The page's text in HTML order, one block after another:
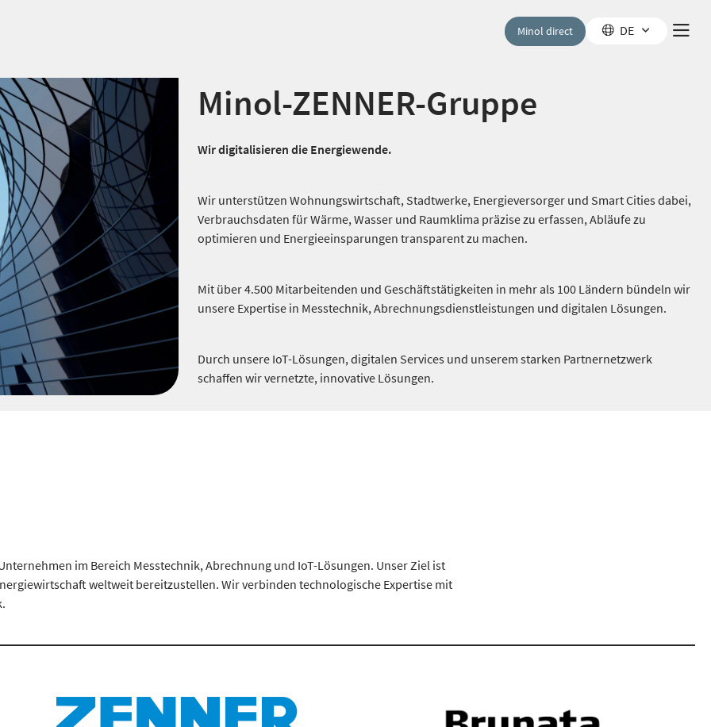
Minol direct DE
Minol-ZENNER-Gruppe
Wir digitalisieren die Energiewende.
Wir unterstützen Wohnungswirtschaft, Stadtwerke, Energieversorger und Smart Cities dabei,
Verbrauchsdaten für Wärme, Wasser und Raumklima präzise zu erfassen, Abläufe zu
optimieren und Energieeinsparungen transparent zu machen.
Mit über 4.500 Mitarbeitenden und Geschäftstätigkeiten in mehr als 100 Ländern bündeln wir
unsere Expertise in Messtechnik, Abrechnungsdienstleistungen und digitalen Lösungen.
Durch unsere IoT-Lösungen, digitalen Services und unserem starken Partnernetzwerk
schaffen wir vernetzte, innovative Lösungen.
im Bereich Messtechnik, Abrechnung und IoT-Lösungen. Unser Ziel ist
weltweit bereitzustellen. Wir verbinden technologische Expertise mit